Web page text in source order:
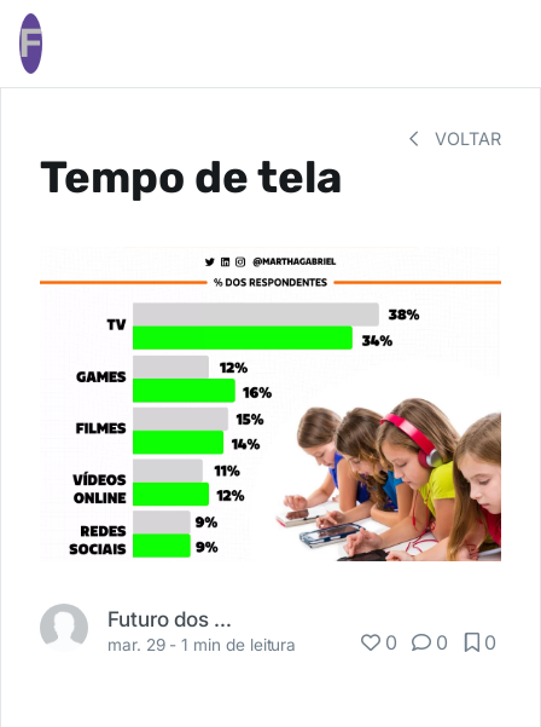
F
VOLTAR
Tempo de tela
Futuro dos Negócios
mar. 29 -1 min de leitura 0 0 0